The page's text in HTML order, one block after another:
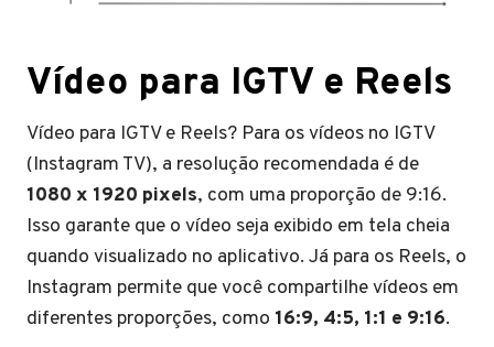
Vídeo para IGTV e Reels
Vídeo para IGTV e Reels? Para os vídeos no IGTV
(Instagram TV), a resolução recomendada é de
1080 x 1920 pixels, com uma proporção de 9:16.
Isso garante que o vídeo seja exibido em tela cheia
quando visualizado no aplicativo. Já para os Reels, o
Instagram permite que você compartilhe vídeos em
diferentes proporções, como 16:9, 4:5, 1:1 e 9:16.